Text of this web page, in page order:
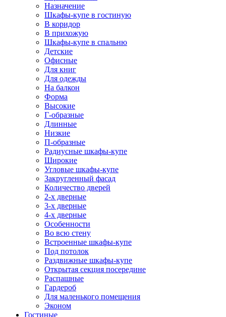
Назначение
Шкафы-купе в гостиную
В коридор
В прихожую
Шкафы-купе в спальню
Детские
Офисные
Для книг
Для одежды
На балкон
Форма
Высокие
Г-образные
Длинные
Низкие
П-образные
Радиусные шкафы-купе
Широкие
Угловые шкафы-купе
Закругленный фасад
Количество дверей
2-х дверные
3-х дверные
4-х дверные
Особенности
Во всю стену
Встроенные шкафы-купе
Под потолок
Раздвижные шкафы-купе
Открытая секция посередине
Распашные
Гардероб
Для маленького помещения
Эконом
Гостиные